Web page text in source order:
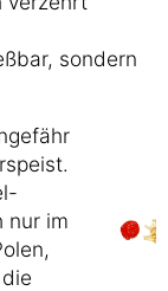
sondern
nur im